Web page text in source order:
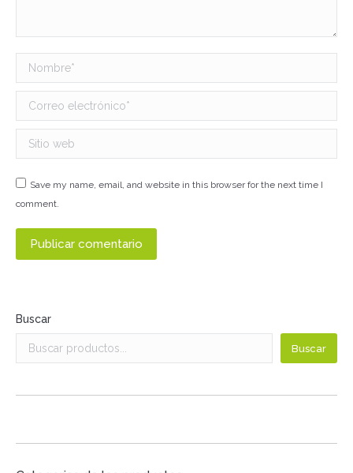
Nombre *
Correo electrónico *
Sitio web
Save my name, email, and website in this browser for the next time I
comment.
Publicar comentario
Buscar
Buscar